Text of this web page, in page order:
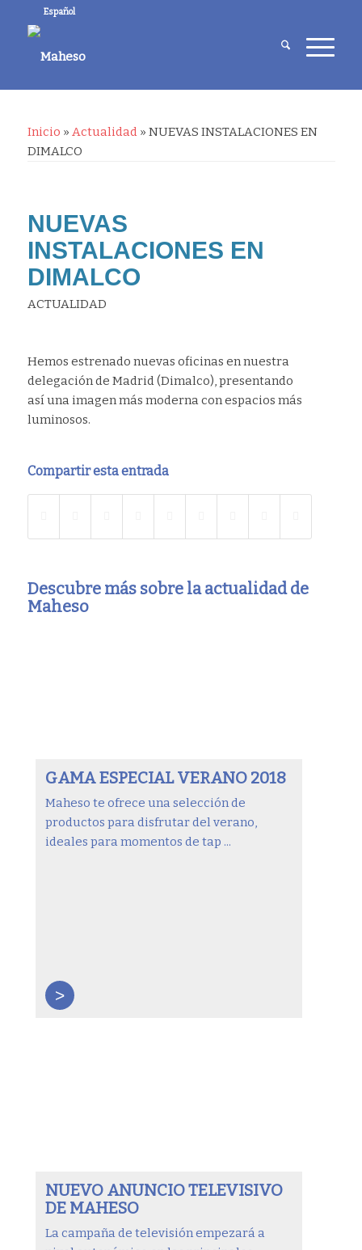
Español
Inicio » Actualidad» NUEVAS INSTALACIONES EN
DIMALCO
NUEVAS
INSTALACIONES EN
DIMALCO
ACTUALIDAD
Hemos estrenado nuevas oficinas en nuestra
delegación de Madrid (Dimalco), presentando
así una imagen más moderna con espacios más
luminosos.
Compartir esta entrada
Descubre más sobre la actualidad de
Maheso
GAMA ESPECIAL VERANO 2018
Maheso te ofrece una selección de
productos para disfrutar del verano,
ideales para momentos de tap ...
>
NUEVO ANUNCIO TELEVISIVO
DE MAHESO
La campaña de televisión empezará a